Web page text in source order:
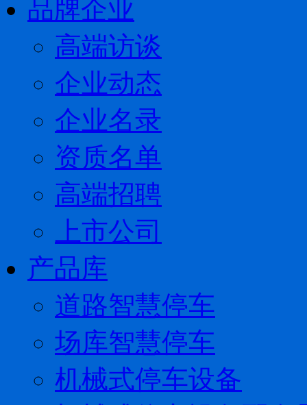
品牌企业
高端访谈
企业动态
企业名录
资质名单
高端招聘
上市公司
产品库
道路智慧停车
场库智慧停车
机械式停车设备